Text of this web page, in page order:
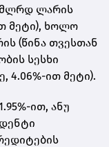
მლრდ ლარის
მეტი), ხოლო
(წინა თვესთან
სესხი
4.06%-ით მეტი).
ით, ანუ